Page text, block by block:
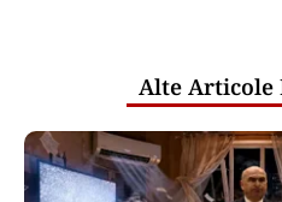
Alte Articole